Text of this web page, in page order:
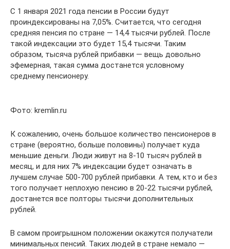
С 1 января 2021 года пенсии в России будут
проиндексированы на 7,05%. Считается, что сегодня
средняя пенсия по стране — 14,4 тысячи рублей. После
такой индексации это будет 15,4 тысячи. Таким
образом, тысяча рублей прибавки — вещь довольно
эфемерная, такая сумма достанется условному
среднему пенсионеру.
Фото: kremlin.ru
К сожалению, очень большое количество пенсионеров в
стране (вероятно, больше половины) получает куда
меньшие деньги. Люди живут на 8-10 тысяч рублей в
месяц, и для них 7% индексации будет означать в
лучшем случае 500-700 рублей прибавки. А тем, кто и без
того получает неплохую пенсию в 20-22 тысячи рублей,
достанется все полторы тысячи дополнительных
рублей.
В самом проигрышном положении окажутся получатели
минимальных пенсий. Таких людей в стране немало —